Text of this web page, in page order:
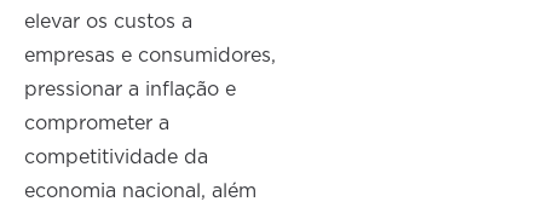
elevar os custos a
empresas e consumidores,
pressionar a inflação e
comprometer a
competitividade da
economia nacional, além